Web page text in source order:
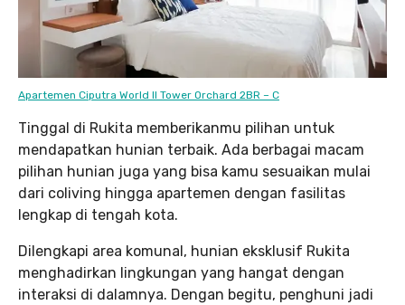
Apartemen Ciputra World II Tower Orchard 2BR – C
Tinggal di Rukita memberikanmu pilihan untuk
mendapatkan hunian terbaik. Ada berbagai macam
pilihan hunian juga yang bisa kamu sesuaikan mulai
dari coliving hingga apartemen dengan fasilitas
lengkap di tengah kota.
Dilengkapi area komunal, hunian eksklusif Rukita
menghadirkan lingkungan yang hangat dengan
interaksi di dalamnya. Dengan begitu, penghuni jadi